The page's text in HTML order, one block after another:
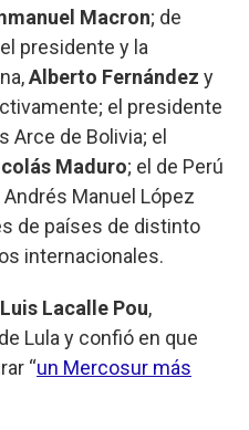
Macron; de
presidente y la
Alberto Fernández y
el presidente
Arce de Bolivia; el
Maduro; el de Perú
Manuel López
de países de distinto
internacionales.
Luis Lacalle Pou,
Lula y confió en que
“un Mercosur más